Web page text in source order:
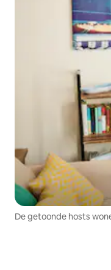
De getoonde hosts